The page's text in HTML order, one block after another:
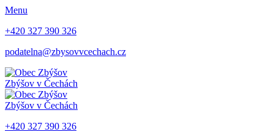
Menu
+420 327 390 326
podatelna@zbysovvcechach.cz
Zbýšov v Čechách
Zbýšov v Čechách
+420 327 390 326